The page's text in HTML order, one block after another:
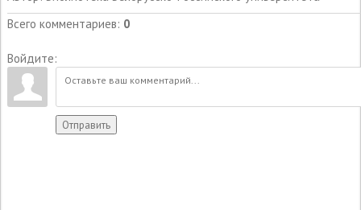
Всего комментариев: 0
Войдите:
Отправить